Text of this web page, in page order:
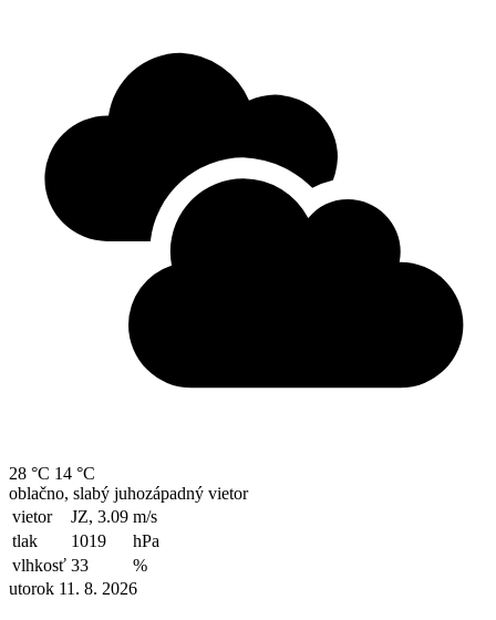
28 °C 14 °C
oblačno, slabý juhozápadný vietor
vietor
JZ, 3.09 m/s
tlak
1019
hPa
vlhkosť 33
%
utorok 11. 8. 2026